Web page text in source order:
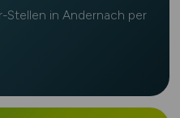
Stellen in Andernach per